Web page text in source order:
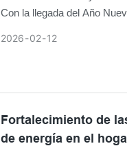
Con la llegada del Año
2026 02 12
Fortalecimiento de
de energía en el